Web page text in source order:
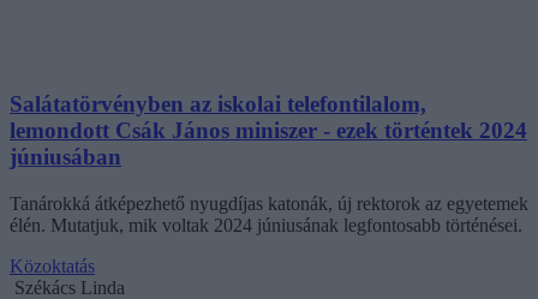
Salátatörvényben az iskolai telefontilalom,
lemondott Csák János miniszer - ezek történtek 2024
júniusában
Tanárokká átképezhető nyugdíjas katonák, új rektorok az egyetemek
élén. Mutatjuk, mik voltak 2024 júniusának legfontosabb történései.
Közoktatás
Székács Linda